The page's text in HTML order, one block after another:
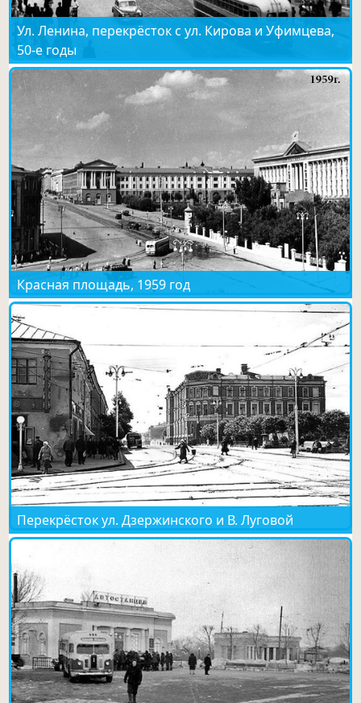
Ул. Ленина, перекрёсток с ул. Кирова и Уфимцева,
50-е годы
Красная площадь, 1959 год
Перекрёсток ул. Дзержинского и В. Луговой